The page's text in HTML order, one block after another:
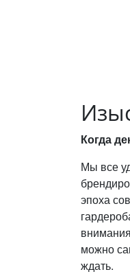
Когда
Мы все
эпоха
можно
ждать.